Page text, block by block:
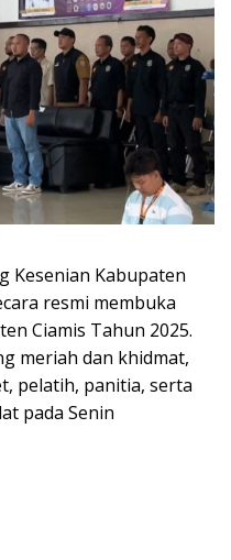
Kesenian Kabupaten
resmi membuka
Ciamis Tahun 2025.
meriah dan khidmat,
pelatih, panitia, serta
pada Senin